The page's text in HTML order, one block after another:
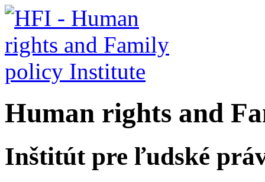
Human rights and F
Inštitút pre ľudské